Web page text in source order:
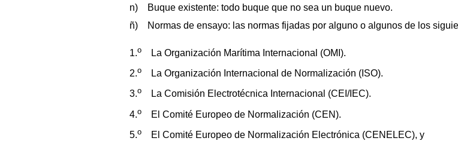
n) Buque existente: todo buque que no sea un buque nuevo.
ñ) Normas de ensayo: las normas fijadas por alguno o algunos de los
1.o La Organización Marítima Internacional (OMI).
2.o La Organización Internacional de Normalización (ISO).
3.o La Comisión Electrotécnica Internacional (CEI/IEC).
4.o El Comité Europeo de Normalización (CEN).
5.o El Comité Europeo de Normalización Electrónica (CENELEC), y